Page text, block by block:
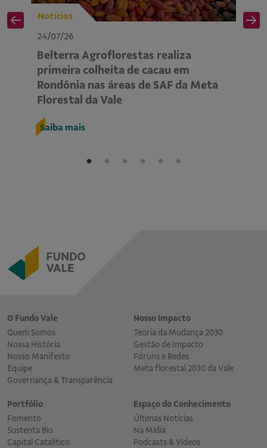
Notícias
24/07/26
Belterra Agroflorestas realiza
primeira colheita de cacau em
Rondônia nas áreas de SAF da Meta
Florestal da Vale
Saiba mais
O Fundo Vale
Quem Somos
Nossa História
Nosso Manifesto
Equipe
Governança & Transparência
Nosso Impacto
Teoria da Mudança 2030
Gestão de Impacto
Fóruns e Redes
Meta florestal 2030 da Vale
Portfólio
Fomento
Sustenta Bio
Capital Catalítico
Espaço do Conhecimento
Últimas Notícias
Na Mídia
Podcasts & Vídeos